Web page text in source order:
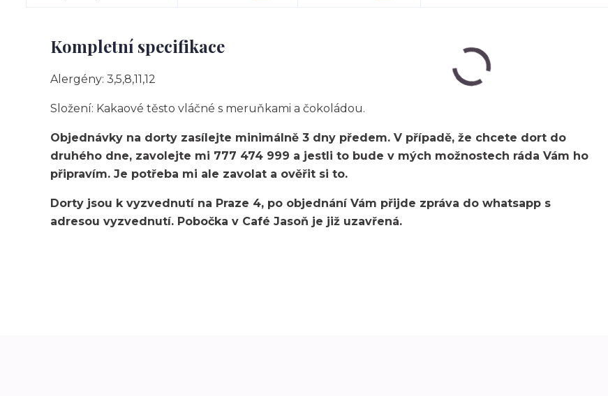
Kompletní specifikace
Alergény: 3,5,8,11,12
Složení: Kakaové těsto vláčné s meruňkami a čokoládou.
Objednávky na dorty zasílejte minimálně 3 dny předem. V případě, že chcete dort do
druhého dne, zavolejte mi 777 474 999 a jestli to bude v mých možnostech ráda Vám ho
připravím. Je potřeba mi ale zavolat a ověřit si to.
Dorty jsou k vyzvednutí na Praze 4, po objednání Vám přijde zpráva do whatsapp s
adresou vyzvednutí. Pobočka v Café Jasoň je již uzavřená.